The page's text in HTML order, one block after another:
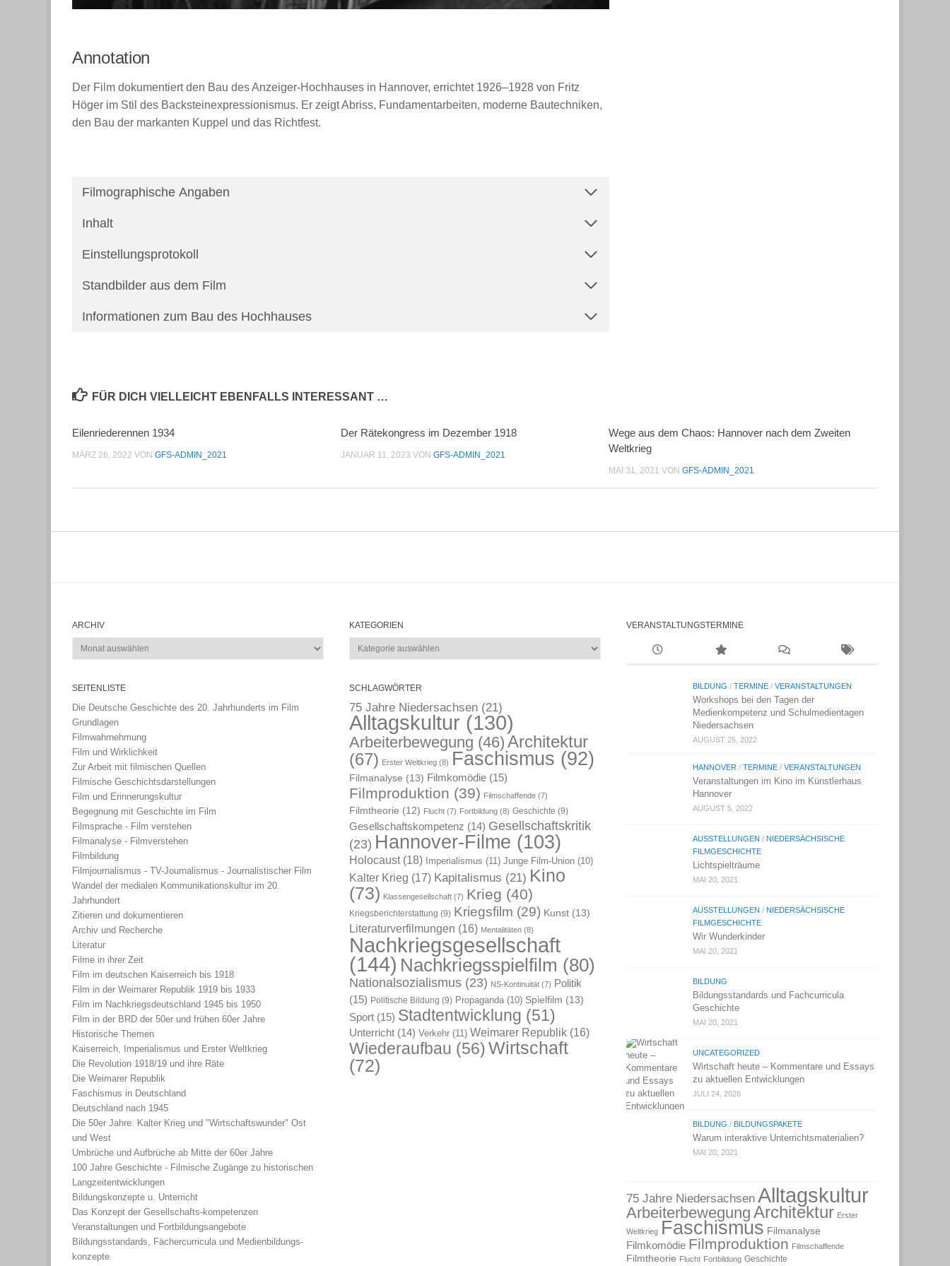
Annotation
Der Film dokumentiert den Bau des Anzeiger-Hochhauses in Hannover, errichtet 1926–1928 von Fritz
Höger im Stil des Backsteinexpressionismus. Er zeigt Abriss, Fundamentarbeiten, moderne Bautechniken,
den Bau der markanten Kuppel und das Richtfest.
Filmographische Angaben
Inhalt
Einstellungsprotokoll
Standbilder aus dem Film
Informationen zum Bau des Hochhauses
FÜR DICH VIELLEICHT EBENFALLS INTERESSANT …
Eilenriederennen 1934
MÄRZ 26, 2022 VON GFS-ADMIN_2021
Der Rätekongress im Dezember 1918
JANUAR 11, 2023 VON GFS-ADMIN_2021
Wege aus dem Chaos: Hannover nach dem Zweiten
Weltkrieg
MAI 31, 2021 VONGFS-ADMIN_2021
ARCHIV
Archiv
SEITENLISTE
Die Deutsche Geschichte des 20. Jahrhunderts im Film
Grundlagen
Filmwahrnehmung
Film und Wirklichkeit
Zur Arbeit mit filmischen Quellen
Filmische Geschichtsdarstellungen
Film und Erinnerungskultur
Begegnung mit Geschichte im Film
Filmsprache - Film verstehen
Filmanalyse - Filmverstehen
Filmbildung
Filmjournalismus - TV-Journalismus - Journalistischer Film
Wandel der medialen Kommunikationskultur im 20.
Jahrhundert
Zitieren und dokumentieren
Archiv und Recherche
Literatur
Filme in ihrer Zeit
Film im deutschen Kaiserreich bis 1918
Film in der Weimarer Republik 1919 bis 1933
Film im Nachkriegsdeutschland 1945 bis 1950
Film in der BRD der 50er und frühen 60er Jahre
Historische Themen
Kaiserreich, Imperialismus und Erster Weltkrieg
Die Revolution 1918/19 und ihre Räte
Die Weimarer Republik
Faschismus in Deutschland
Deutschland nach 1945
Die 50er Jahre: Kalter Krieg und "Wirtschaftswunder" Ost
und West
Umbrüche und Aufbrüche ab Mitte der 60er Jahre
100 Jahre Geschichte - Filmische Zugänge zu historischen
Langzeitentwicklungen
Bildungskonzepte u. Unterricht
Das Konzept der Gesellschafts-kompetenzen
Veranstaltungen und Fortbildungsangebote
Bildungsstandards, Fächercurricula und Medienbildungs-
konzepte
KATEGORIEN
Kategorien
SCHLAGWÖRTER
75 Jahre Niedersachsen (21)
Alltagskultur (130)
Arbeiterbewegung (46) Architektur
(67) Erster Weltkrieg (8) Faschismus (92)
Filmanalyse (13) Filmkomödie (15)
Filmproduktion (39) Filmschaffende (7)
Filmtheorie (12) Flucht (7) Fortbildung (8) Geschichte (9)
Gesellschaftskompetenz (14) Gesellschaftskritik
(23) Hannover-Filme (103)
Holocaust(18) Imperialismus (11) Junge Film-Union (10)
Kalter Krieg (17) Kapitalismus (21) Kino
(73) Klassengesellschaft (7) Krieg (40)
Kriegsberichterstattung (9) Kriegsfilm (29) Kunst (13)
Literaturverfilmungen (16) Mentalitäten (8)
Nachkriegsgesellschaft
(144) Nachkriegsspielfilm (80)
Nationalsozialismus (23) NS-Kontinuität (7) Politik
(15) Politische Bildung (9) Propaganda (10) Spielfilm (13)
Sport (15) Stadtentwicklung (51)
Unterricht (14) Verkehr (11) Weimarer Republik (16)
Wiederaufbau (56)Wirtschaft
(72)
VERANSTALTUNGSTERMINE
BILDUNG /TERMINE /VERANSTALTUNGEN
Workshops bei den Tagen der
Medienkompetenz und Schulmedientagen
Niedersachsen
AUGUST 25, 2022
HANNOVER /TERMINE /VERANSTALTUNGEN
Veranstaltungen im Kino im Künstlerhaus
Hannover
AUGUST 5, 2022
AUSSTELLUNGEN / NIEDERSÄCHSISCHE
FILMGESCHICHTE
Lichtspielträume
MAI 20, 2021
AUSSTELLUNGEN / NIEDERSÄCHSISCHE
FILMGESCHICHTE
Wir Wunderkinder
MAI 20, 2021
BILDUNG
Bildungsstandards und Fachcurricula
Geschichte
MAI 20, 2021
UNCATEGORIZED
Wirtschaft heute – Kommentare und Essays
zu aktuellen Entwicklungen
JULI 24, 2026
BILDUNG / BILDUNGSPAKETE
Warum interaktive Unterrichtsmaterialien?
MAI 20, 2021
75 Jahre Niedersachsen Alltagskultur
Arbeiterbewegung Architektur Erster
Weltkrieg Faschismus Filmanalyse
Filmkomödie Filmproduktion Filmschaffende
Filmtheorie Flucht Fortbildung Geschichte